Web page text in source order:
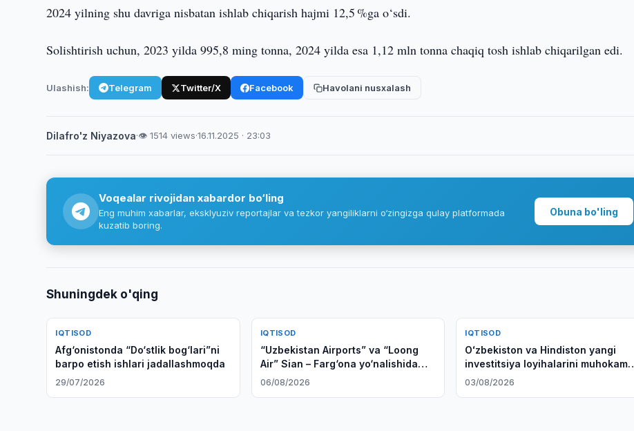
2024 yilning shu davriga nisbatan ishlab chiqarish hajmi 12,5 %ga o‘sdi.
Solishtirish uchun, 2023 yilda 995,8 ming tonna, 2024 yilda esa 1,12 mln tonna chaqiq tosh ishlab chiqarilgan edi.
Ulashish: Telegram Twitter/X Facebook Havolani nusxalash
Dilafro'z Niyazova·👁 1514 views·16.11.2025 · 23:03
Voqealar rivojidan xabardor bo‘ling
Eng muhim xabarlar, eksklyuziv reportajlar va tezkor yangiliklarni o‘zingizga qulay platformada
kuzatib boring.
Obuna bo'ling
Shuningdek o'qing
IQTISOD
Afg‘onistonda “Do‘stlik bog‘lari”ni
barpo etish ishlari jadallashmoqda
29/07/2026
IQTISOD
“Uzbekistan Airports” va “Loong
Air” Sian – Farg‘ona yo‘nalishida
parvozlarni yo‘lga qo‘yish
06/08/2026
IQTISOD
Oʻzbekiston va Hindiston yangi
investitsiya loyihalarini muhokama
qilishdi
03/08/2026